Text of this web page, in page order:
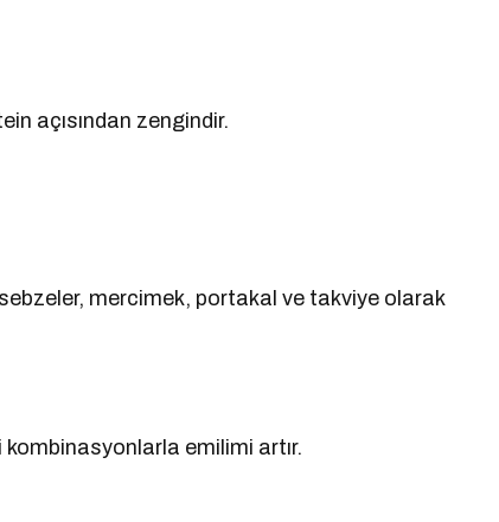
açısından zengindir.
mercimek, portakal ve takviye olarak
emilimi artır.